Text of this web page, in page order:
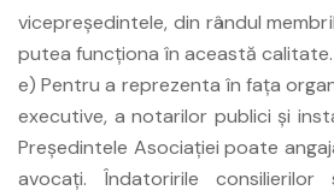
vicepreşedintele, din rândul
putea funcţiona în această calitate.
e) Pentru a reprezenta în faţa
executive, a notarilor publici şi
Preşedintele Asociaţiei poate
avocaţi. Îndatoririle consilierilor